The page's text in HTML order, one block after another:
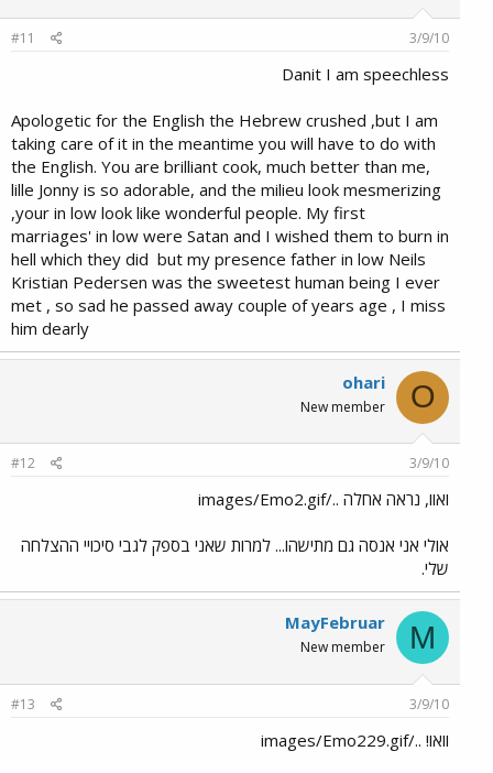
3/9/10
#11
Danit I am speechless
Apologetic for the English the Hebrew crushed ,but I am
taking care of it in the meantime you will have to do with
the English. You are brilliant cook, much better than me,
lille Jonny is so adorable, and the milieu look mesmerizing
,your in low look like wonderful people. My first
marriages' in low were Satan and I wished them to burn in
hell which they did but my presence father in low Neils
Kristian Pedersen was the sweetest human being I ever
met , so sad he passed away couple of years age , I miss
him dearly​
O
ohari
New member
3/9/10
#12
ואוו, נראה אחלה ../images/Emo2.gif
אולי אני אנסה גם מתישהו... למרות שאני בספק לגבי סיכויי ההצלחה
שלי.
M
MayFebruar
New member
3/9/10
#13
וואו! ../images/Emo229.gif